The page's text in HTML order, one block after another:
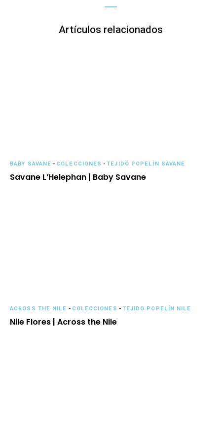
Artículos relacionados
BABY SAVANE - COLECCIONES -TEJIDO POPELÍN SAVANE
Savane L’Helephan | Baby Savane
ACROSS THE NILE - COLECCIONES -TEJIDO POPELÍN NILE
Nile Flores | Across the Nile